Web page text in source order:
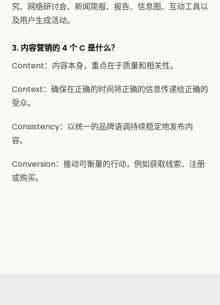
究、网络研讨会、新闻简报、报告、信息图、互动工具以
及用户生成活动。
3. 内容营销的 4 个 C 是什么？
Content：内容本身，重点在于质量和相关性。
Context：确保在正确的时间将正确的信息传递给正确的
受众。
Consistency：以统一的品牌语调持续稳定地发布内
容。
Conversion：推动可衡量的行动，例如获取线索、注册
或购买。